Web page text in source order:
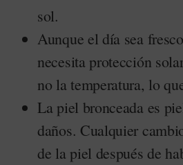
sol.
Aunque el día sea
necesita protección
no la temperatura, lo
La piel bronceada es
daños. Cualquier
de la piel después de